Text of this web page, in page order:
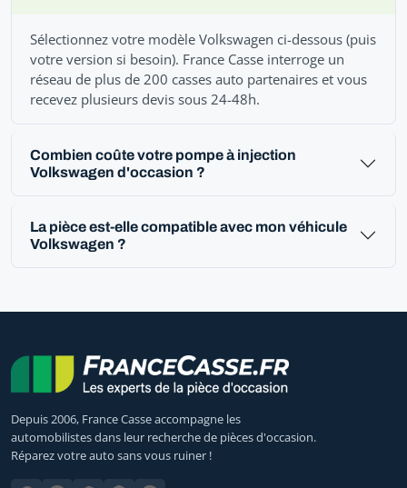
Sélectionnez votre modèle Volkswagen ci-dessous (puis
votre version si besoin). France Casse interroge un
réseau de plus de 200 casses auto partenaires et vous
recevez plusieurs devis sous 24-48h.
Combien coûte votre pompe à injection
Volkswagen d'occasion ?
La pièce est-elle compatible avec mon véhicule
Volkswagen ?
Depuis 2006, France Casse accompagne les
automobilistes dans leur recherche de pièces d'occasion.
Réparez votre auto sans vous ruiner !